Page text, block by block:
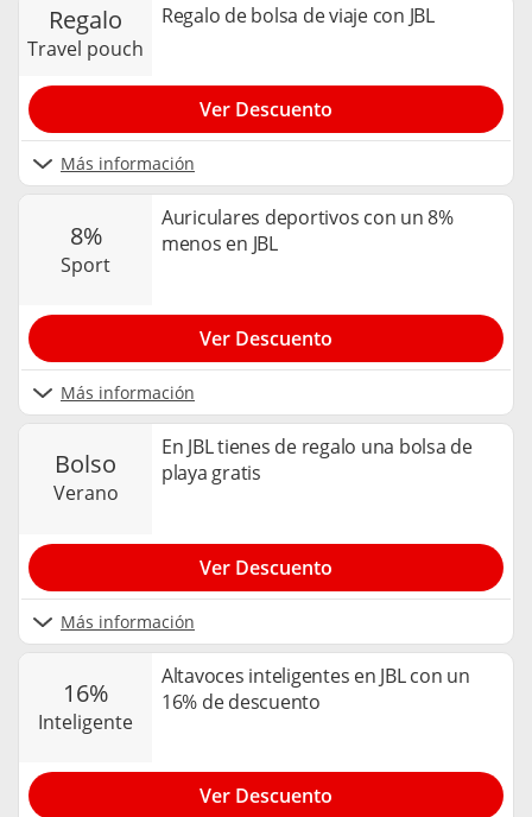
regalo
travel pouch
Regalo de bolsa de viaje con JBL
Más información
Ver Descuento
8%
sport
Auriculares deportivos con un 8%
menos en JBL
Más información
Ver Descuento
bolso
verano
En JBL tienes de regalo una bolsa de
playa gratis
Más información
Ver Descuento
16%
inteligente
Altavoces inteligentes en JBL con un
16% de descuento
Ver Descuento